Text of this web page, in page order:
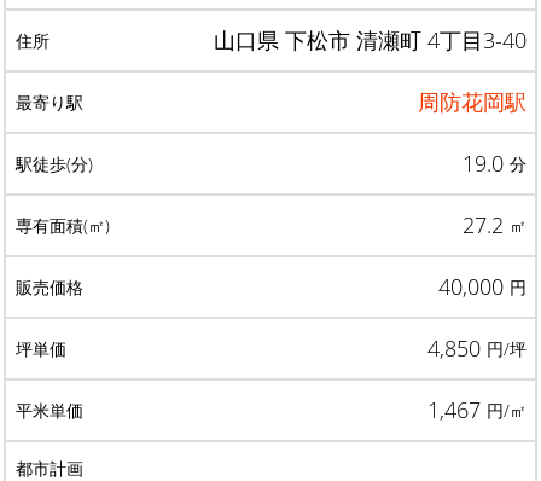
山口県 下松市 清瀬町 4丁目3-40
周防花岡駅
19.0 分
27.2 ㎡
40,000 円
4,850 円/坪
1,467 円/㎡